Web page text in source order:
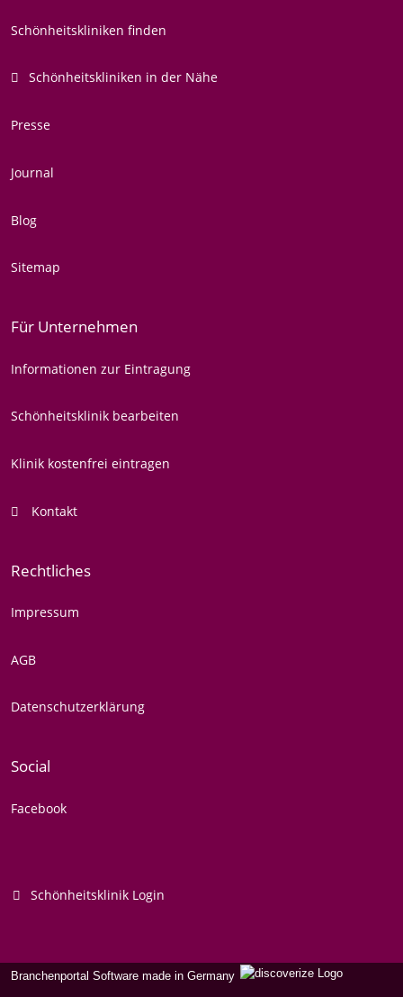
Schönheitskliniken finden
Schönheitskliniken in der Nähe
Presse
Journal
Blog
Sitemap
Für Unternehmen
Informationen zur Eintragung
Schönheitsklinik bearbeiten
Klinik kostenfrei eintragen
Kontakt
Rechtliches
Impressum
AGB
Datenschutzerklärung
Social
Facebook
Schönheitsklinik Login
Branchenportal Software made in Germany